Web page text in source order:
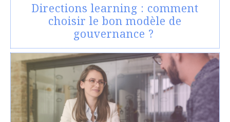
Directions learning : comment
choisir le bon modèle de
gouvernance ?